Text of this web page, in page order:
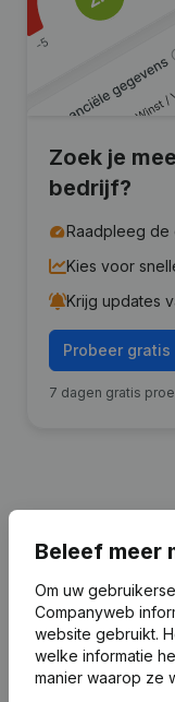
Zoek je
bedrijf?
Raadpleeg
Kies voor
Krijg updates
Probeer gratis
7 dagen gratis
Datum
05-03-2025
Beleef meer
Om uw
Companyweb
website gebruikt.
welke informatie
manier waarop ze